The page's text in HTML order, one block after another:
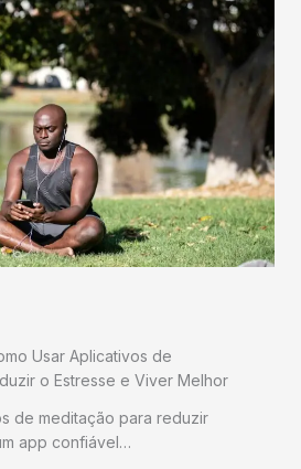
Usar Aplicativos de
o Estresse e Viver Melhor
de meditação para reduzir
app confiável…